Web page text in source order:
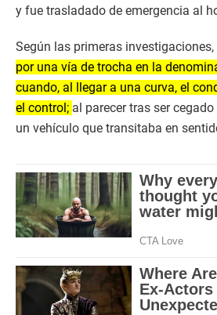
y fue trasladado de emergencia al
Según las primeras investigaciones,
por una vía de trocha en la
cuando, al llegar a una curva, el
el control; al parecer tras ser
un vehículo que transitaba en